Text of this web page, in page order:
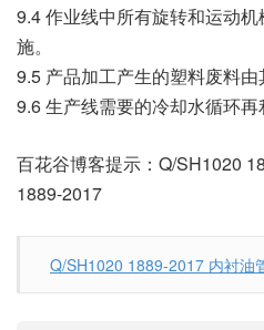
9.4 作业线中所有旋转和运动
施。
9.5 产品加工产生的塑料废料由
9.6 生产线需要的冷却水循环再
百花谷博客提示：Q/SH1020
1889-2017
Q/SH1020 1889-2017 内衬油